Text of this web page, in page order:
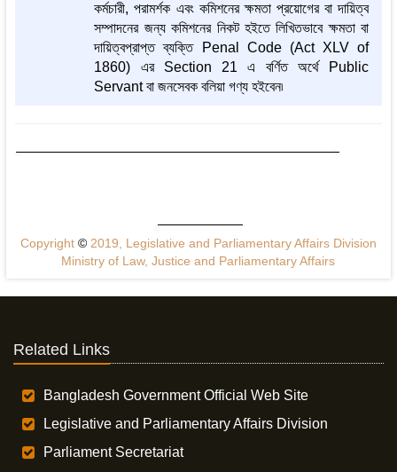
কর্মচারী, পরামর্শক এবং কমিশনের ক্ষমতা প্রয়োগের বা দায়িত্ব
সম্পাদনের জন্য কমিশনের নিকট হইতে লিখিতভাবে ক্ষমতা বা
দায়িত্বপ্রাপ্ত ব্যক্তি Penal Code (Act XLV of
1860) এর Section 21 এ বর্ণিত অর্থে Public
Servant বা জনসেবক বলিয়া গণ্য হইবেন৷
Copyright ©2019, Legislative and Parliamentary Affairs Division
Ministry of Law, Justice and Parliamentary Affairs
Related Links
Bangladesh Government Official Web Site
Legislative and Parliamentary Affairs Division
Parliament Secretariat